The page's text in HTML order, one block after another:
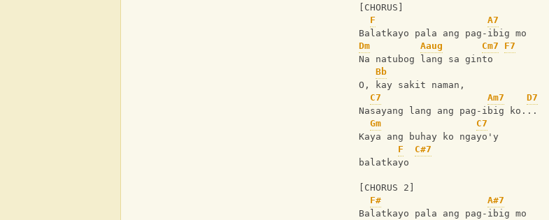
[CHORUS]
F
A7
Balatkayo pala ang pag-ibig mo
Dm
Aaug Cm7
F7
Na natubog lang sa ginto
Bb
O, kay sakit naman,
C7
Am7
D7
Nasayang lang ang pag-ibig ko...
Gm
C7
Kaya ang buhay ko ngayo'y
F
C#7
balatkayo
[CHORUS 2]
F#
A#7
Balatkayo pala ang pag-ibig mo